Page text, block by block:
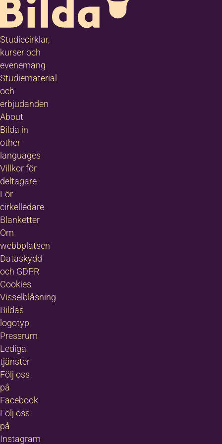
Studiecirklar,
kurser och
evenemang
Studiematerial
och
erbjudanden
About
Bilda in
other
languages
Villkor för
deltagare
För
cirkelledare
Blanketter
Om
webbplatsen
Dataskydd
och GDPR
Cookies
Visselblåsning
Bildas
logotyp
Pressrum
Lediga
tjänster
Följ oss
på
Facebook
Följ oss
på
Instagram